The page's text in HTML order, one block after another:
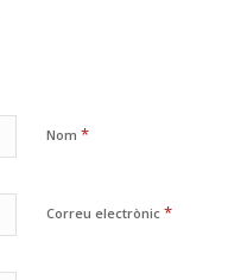
Nom *
Correu electrònic *